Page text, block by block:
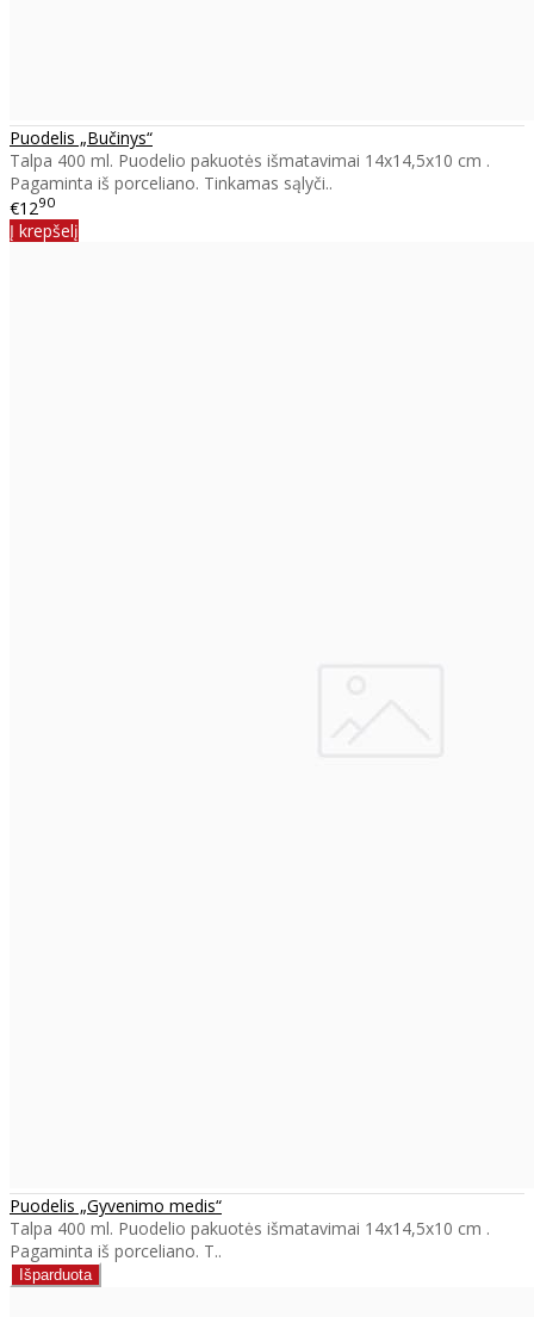
Puodelis „Bučinys“
Talpa 400 ml. Puodelio pakuotės išmatavimai 14x14,5x10 cm .
Pagaminta iš porceliano. Tinkamas sąlyči..
€1290
Į krepšelį
Puodelis „Gyvenimo medis“
Talpa 400 ml. Puodelio pakuotės išmatavimai 14x14,5x10 cm .
Pagaminta iš porceliano. T..